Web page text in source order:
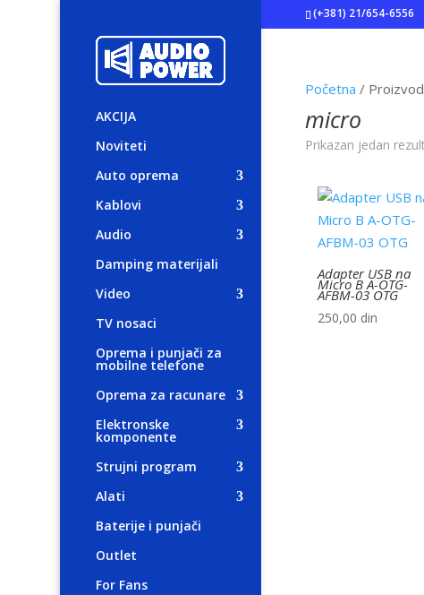
(+381) 21/654-6556
AKCIJA
Noviteti
Auto oprema
Kablovi
Audio
Damping materijali
Video
TV nosaci
Oprema i punjači za
mobilne telefone
Oprema za racunare
Elektronske
komponente
Strujni program
Alati
Baterije i punjači
Outlet
For Fans
Početna / Proizvod
micro
Prikazan jedan
Adapter USB na
Micro B A-OTG-
AFBM-03 OTG
250,00 din